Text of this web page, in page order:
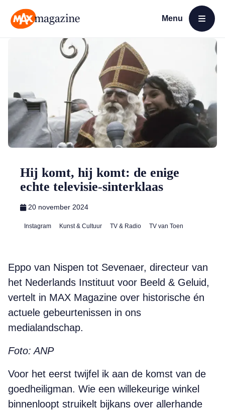
Menu
Open menu
Hij komt, hij komt: de enige
echte televisie-sinterklaas
20 november 2024
Instagram Kunst & Cultuur TV & Radio TV van Toen
Eppo van Nispen tot Sevenaer, directeur van
het Nederlands Instituut voor Beeld & Geluid,
vertelt in MAX Magazine over historische én
actuele gebeurtenissen in ons
medialandschap.
Foto: ANP
Voor het eerst twijfel ik aan de komst van de
goedheiligman. Wie een willekeurige winkel
binnenloopt struikelt bijkans over allerhande